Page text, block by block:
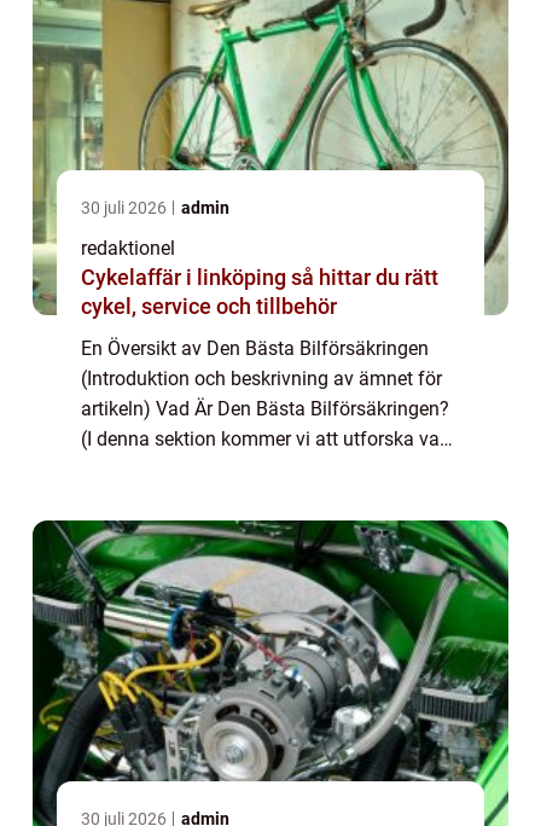
30 juli 2026 admin
redaktionel
Cykelaffär i linköping så hittar du rätt
cykel, service och tillbehör
En Översikt av Den Bästa Bilförsäkringen
(Introduktion och beskrivning av ämnet för
artikeln) Vad Är Den Bästa Bilförsäkringen?
(I denna sektion kommer vi att utforska vad
30 juli 2026 admin